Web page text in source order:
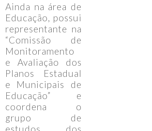
Ainda na área de
Educação, possui
representante na
“Comissão de
Monitoramento
e Avaliação dos
Planos Estadual
e Municipais de
Educação” e
coordena o
grupo de
estudos dos